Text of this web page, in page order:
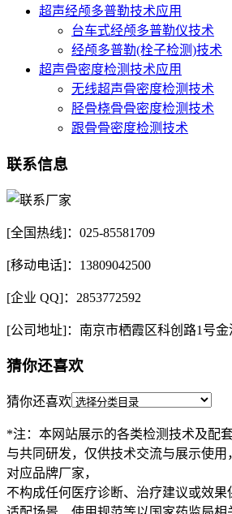
超声经颅多普勒技术应用
台车式经颅多普勒仪技术
经颅多普勒(栓子检测)技术
超声骨密度检测技术应用
无线超声骨密度检测技术
胫骨桡骨骨密度检测技术
跟骨骨密度检测技术
联系信息
[全国热线]：025-85581709
[移动电话]：13809042500
[企业 QQ]：2853772592
[公司地址]：南京市栖霞区科创路1号
猜你还喜欢
猜你还喜欢
*注：本网站展示的各类检测技术及配
与共同研发，仅供技术交流与展示使
对应品牌厂家，
不构成任何医疗诊断、治疗建议或效果